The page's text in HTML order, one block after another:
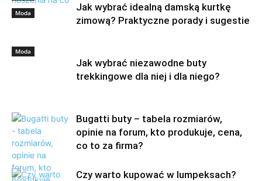
Moda
Jak wybrać idealną damską kurtkę
zimową? Praktyczne porady i sugestie
Moda
Jak wybrać niezawodne buty
trekkingowe dla niej i dla niego?
Bugatti buty – tabela rozmiarów,
opinie na forum, kto produkuje, cena,
co to za firma?
Czy warto kupować w lumpeksach?